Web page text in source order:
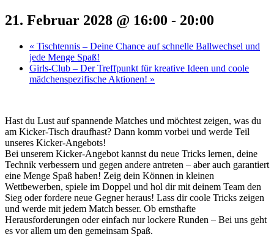
21. Februar 2028 @ 16:00 - 20:00
« Tischtennis – Deine Chance auf schnelle Ballwechsel und
jede Menge Spaß!
Girls-Club – Der Treffpunkt für kreative Ideen und coole
mädchenspezifische Aktionen! »
Hast du Lust auf spannende Matches und möchtest zeigen, was du
am Kicker-Tisch draufhast? Dann komm vorbei und werde Teil
unseres Kicker-Angebots!
Bei unserem Kicker-Angebot kannst du neue Tricks lernen, deine
Technik verbessern und gegen andere antreten – aber auch garantiert
eine Menge Spaß haben! Zeig dein Können in kleinen
Wettbewerben, spiele im Doppel und hol dir mit deinem Team den
Sieg oder fordere neue Gegner heraus! Lass dir coole Tricks zeigen
und werde mit jedem Match besser. Ob ernsthafte
Herausforderungen oder einfach nur lockere Runden – Bei uns geht
es vor allem um den gemeinsam Spaß.